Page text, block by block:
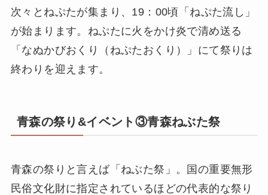
次々とねぷたが集まり、19：00頃「ねぷた流し」
が始まります。ねぷたに火をかけ炎で清め送る
「なぬかびおくり（ねぷたおくり）」にて祭りは
終わりを迎えます。
青森の祭り&イベント③青森ねぶた祭
青森の祭りと言えば「ねぶた祭」。国の重要無形
民俗文化財に指定されているほどの代表的な祭り